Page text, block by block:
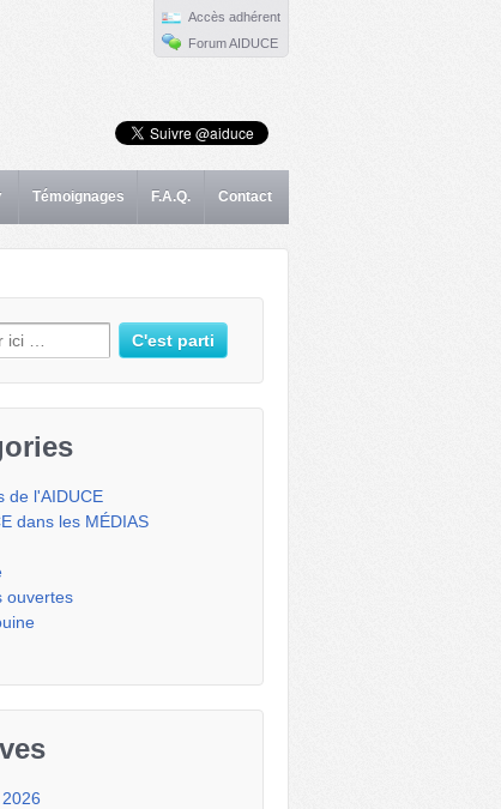
Accès adhérent
Forum AIDUCE
Témoignages F.A.Q. Contact
pour:
de l'AIDUCE
dans les MÉDIAS
ouvertes